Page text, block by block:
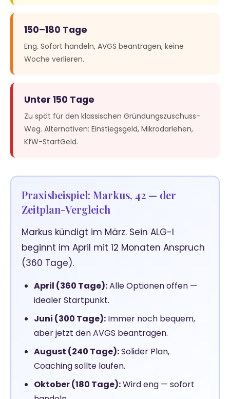
150–180 Tage
Eng. Sofort handeln, AVGS beantragen, keine
Woche verlieren.
Unter 150 Tage
Zu spät für den klassischen Gründungszuschuss-
Weg. Alternativen: Einstiegsgeld, Mikrodarlehen,
KfW-StartGeld.
Praxisbeispiel: Markus, 42 — der
Zeitplan-Vergleich
Markus kündigt im März. Sein ALG-I
beginnt im April mit 12 Monaten Anspruch
(360 Tage).
April (360 Tage):Alle Optionen offen —
idealer Startpunkt.
Juni (300 Tage): Immer noch bequem,
aber jetzt den AVGS beantragen.
August (240 Tage):Solider Plan,
Coaching sollte laufen.
Oktober (180 Tage):Wird eng — sofort